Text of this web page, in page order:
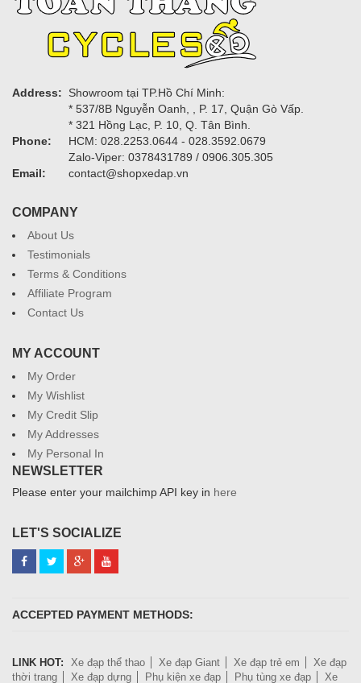
Address:
Showroom tại TP.Hồ Chí Minh:
* 537/8B Nguyễn Oanh, , P. 17, Quận Gò Vấp.
* 321 Hồng Lạc, P. 10, Q. Tân Bình.
Phone:
HCM: 028.2253.0644 - 028.3592.0679
Zalo-Viper: 0378431789 / 0906.305.305
Email:
contact@shopxedap.vn
COMPANY
About Us
Testimonials
Terms & Conditions
Affiliate Program
Contact Us
MY ACCOUNT
My Order
My Wishlist
My Credit Slip
My Addresses
My Personal In
NEWSLETTER
Please enter your mailchimp API key in here
LET'S SOCIALIZE
ACCEPTED PAYMENT METHODS:
LINK HOT: Xe đạp thể thao Xe đạp Giant Xe đạp trẻ em
Xe đạp
thời trang
Xe đạp dựng Phụ kiện xe đạp Phụ tùng xe đạp Xe